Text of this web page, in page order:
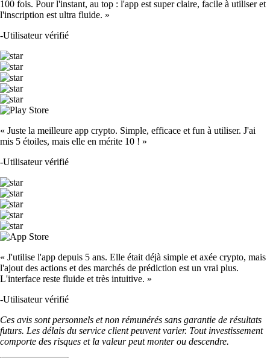
100 fois. Pour l'instant, au top : l'app est super claire, facile à utiliser et
l'inscription est ultra fluide. »
-Utilisateur vérifié
« Juste la meilleure app crypto. Simple, efficace et fun à utiliser. J'ai
mis 5 étoiles, mais elle en mérite 10 ! »
-Utilisateur vérifié
« J'utilise l'app depuis 5 ans. Elle était déjà simple et axée crypto, mais
l'ajout des actions et des marchés de prédiction est un vrai plus.
L'interface reste fluide et très intuitive. »
-Utilisateur vérifié
Ces avis sont personnels et non rémunérés sans garantie de résultats
futurs. Les délais du service client peuvent varier. Tout investissement
comporte des risques et la valeur peut monter ou descendre.